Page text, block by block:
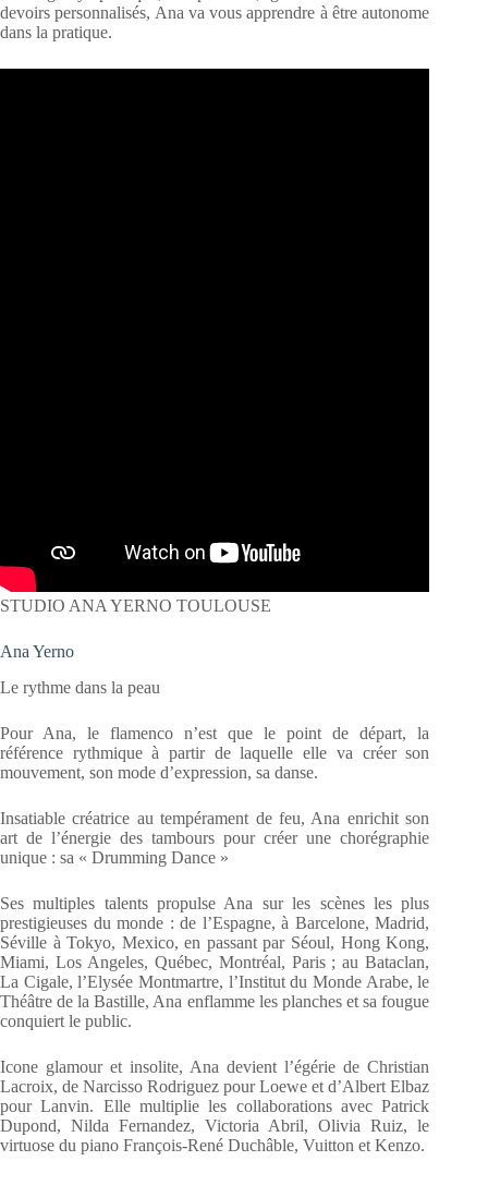
devoirs personnalisés, Ana va vous apprendre à être autonome
dans la pratique.
STUDIO ANA YERNO TOULOUSE
Ana Yerno
Le rythme dans la peau
Pour Ana, le flamenco n’est que le point de départ, la
référence rythmique à partir de laquelle elle va créer son
mouvement, son mode d’expression, sa danse.
Insatiable créatrice au tempérament de feu, Ana enrichit son
art de l’énergie des tambours pour créer une chorégraphie
unique : sa « Drumming Dance »
Ses multiples talents propulse Ana sur les scènes les plus
prestigieuses du monde : de l’Espagne, à Barcelone, Madrid,
Séville à Tokyo, Mexico, en passant par Séoul, Hong Kong,
Miami, Los Angeles, Québec, Montréal, Paris ; au Bataclan,
La Cigale, l’Elysée Montmartre, l’Institut du Monde Arabe, le
Théâtre de la Bastille, Ana enflamme les planches et sa fougue
conquiert le public.
Icone glamour et insolite, Ana devient l’égérie de Christian
Lacroix, de Narcisso Rodriguez pour Loewe et d’Albert Elbaz
pour Lanvin. Elle multiplie les collaborations avec Patrick
Dupond, Nilda Fernandez, Victoria Abril, Olivia Ruiz, le
virtuose du piano François-René Duchâble, Vuitton et Kenzo.